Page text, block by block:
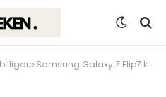
Samsung Galaxy Z Flip7 kommer visas upp nästa år